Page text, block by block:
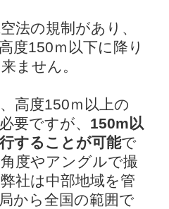
法の規制があり、
度150ｍ以下に降り
ません。
高度150ｍ以上の
要ですが、 150m以
することが可能で
度やアングルで撮
社は中部地域を管
から全国の範囲で